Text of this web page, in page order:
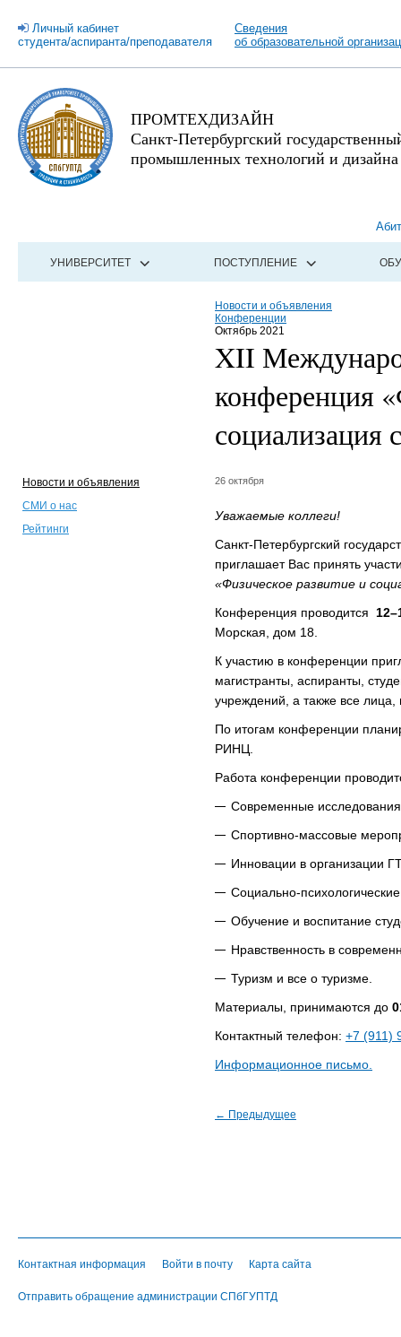
Личный кабинет
студента/аспиранта/преподавателя
Сведения
об образовательной
ПРОМТЕХДИЗАЙН
Санкт-Петербургский
промышленных технологий и дизайна
УНИВЕРСИТЕТ ПОСТУПЛЕНИЕ
Новости и объявления
Конференции
Октябрь 2021
XII
конференция
социализация
Новости и объявления
СМИ о нас
Рейтинги
26 октября
Уважаемые коллеги!
Санкт-Петербургский
приглашает Вас принять
«Физическое развитие и
Конференция проводится
Морская, дом 18.
К участию в конференции
магистранты, аспиранты,
учреждений, а также все
По итогам конференции
РИНЦ.
Работа конференции
Современные исследования
Спортивно-массовые
Инновации в организации
Социально-
Обучение и воспитание
Нравственность в
Туризм и все о туризме.
Материалы, принимаются до
Контактный телефон: +7 (911)
Информационное письмо.
← Предыдущее
Контактная информация Войти в почту Карта сайта
Отправить обращение администрации СПбГУПТД